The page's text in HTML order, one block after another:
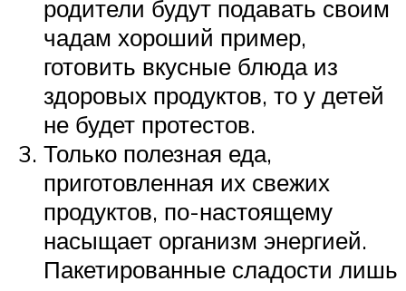
родители будут подавать своим
чадам хороший пример,
готовить вкусные блюда из
здоровых продуктов, то у детей
не будет протестов.
Только полезная еда,
приготовленная их свежих
продуктов, по-настоящему
насыщает организм энергией.
Пакетированные сладости лишь